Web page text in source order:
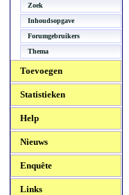
Zoek
Inhoudsopgave
Forumgebruikers
Thema
Toevoegen
Statistieken
Help
Nieuws
Enquête
Links